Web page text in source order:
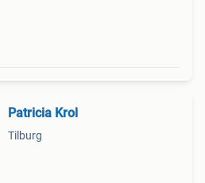
Patricia Krol
Tilburg